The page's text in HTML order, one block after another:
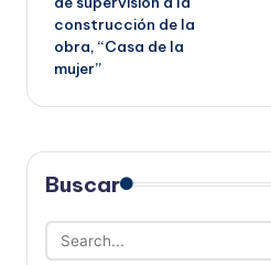
construcción de la
obra, “Casa de la
mujer”
Buscar